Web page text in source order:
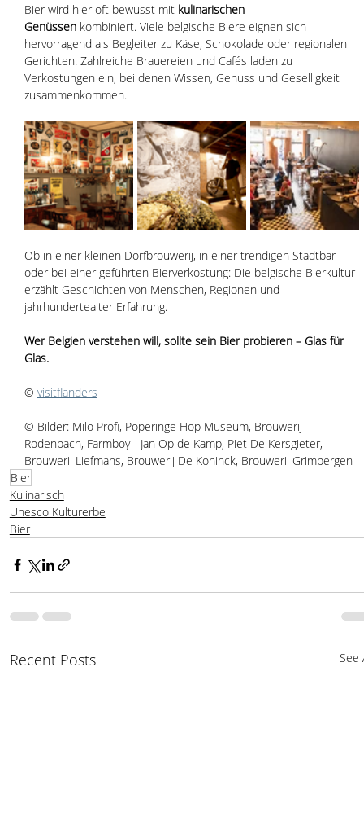
Bier wird hier oft bewusst mit kulinarischen
Genüssen kombiniert. Viele belgische Biere eignen sich
hervorragend als Begleiter zu Käse, Schokolade oder regionalen
Gerichten. Zahlreiche Brauereien und Cafés laden zu
Verkostungen ein, bei denen Wissen, Genuss und Geselligkeit
zusammenkommen.
Ob in einer kleinen Dorfbrouwerij, in einer trendigen Stadtbar
oder bei einer geführten Bierverkostung: Die belgische Bierkultur
erzählt Geschichten von Menschen, Regionen und
jahrhundertealter Erfahrung.
Wer Belgien verstehen will, sollte sein Bier probieren – Glas für
Glas.
© visitflanders
© Bilder: Milo Profi, Poperinge Hop Museum, Brouwerij
Rodenbach, Farmboy - Jan Op de Kamp, Piet De Kersgieter,
Brouwerij Liefmans, Brouwerij De Koninck, Brouwerij Grimbergen
Bier
Kulinarisch
Unesco Kulturerbe
Bier
Recent Posts See